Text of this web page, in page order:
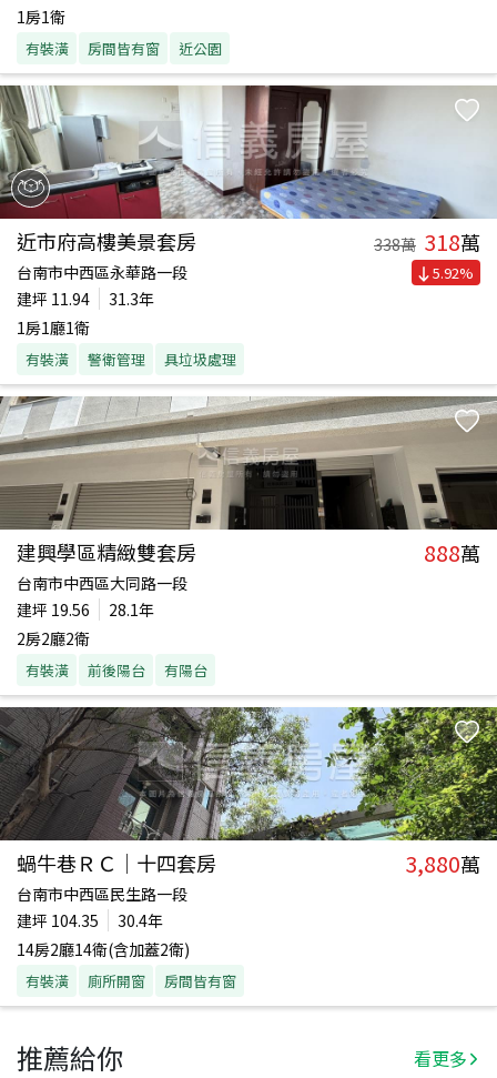
1房1衛
有裝潢 房間皆有窗 近公園
近市府高樓美景套房 338萬 318萬
台南市中西區永華路一段
建坪 11.94
31.3年
1房1廳1衛
有裝潢 警衛管理 具垃圾處理
5.92%
建興學區精緻雙套房 888萬
台南市中西區大同路一段
建坪 19.56
28.1年
2房2廳2衛
有裝潢 前後陽台 有陽台
蝸牛巷ＲＣ｜十四套房 3,880萬
台南市中西區民生路一段
建坪 104.35
30.4年
14房2廳14衛(含加蓋2衛)
有裝潢 廁所開窗 房間皆有窗
推薦給你 看更多